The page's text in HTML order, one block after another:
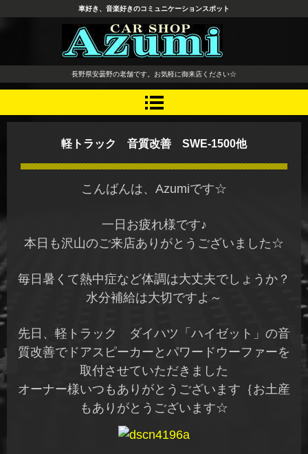
長野県 安曇野市 タイヤ ホ
イール デッドニング カーオ
ーディオ レカロシート
車好き、音楽好きのコミュニケーションスポット
長野県安曇野の老舗です。お気軽に御来店ください☆
軽トラック 音質改善 SWE-1500他
こんばんは、Azumiです☆
一日お疲れ様です♪
本日も沢山のご来店ありがとうございました☆
毎日暑くて熱中症など体調は大丈夫でしょうか？
水分補給は大切ですよ～
先日、軽トラック ダイハツ「ハイゼット」の音
質改善でドアスピーカーとパワードウーファーを
取付させていただきました
オーナー様いつもありがとうございます｛お土産
もありがとうございます☆